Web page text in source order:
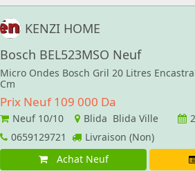
KENZI HOME
Bosch BEL523MSO Neuf
Micro Ondes Bosch Gril 20 Litres
Cm
Prix Neuf 109 000 Da
Neuf 10/10 Blida Blida Ville
0659129721
Livraison (Non)
Achat Neuf